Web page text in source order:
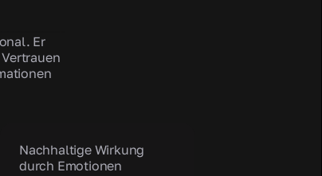
Er
Nachhaltige Wirkung
durch Emotionen